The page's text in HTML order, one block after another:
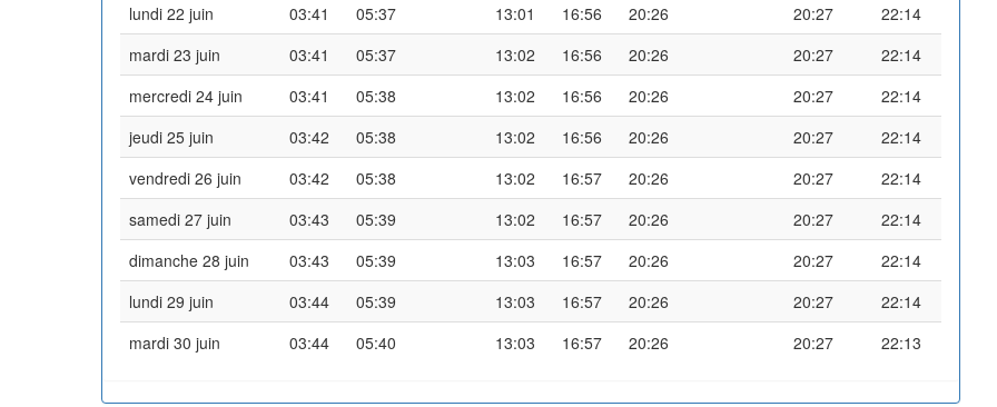
lundi 22 juin
03:41 05:37 13:01 16:56 20:26 20:27
22:14
mardi 23 juin
03:41 05:37 13:02 16:56 20:26 20:27
22:14
mercredi 24 juin
03:41 05:38 13:02 16:56 20:26 20:27
22:14
jeudi 25 juin
03:42 05:38 13:02 16:56 20:26 20:27
22:14
vendredi 26 juin
03:42 05:38 13:02 16:57 20:26 20:27
22:14
samedi 27 juin
03:43 05:39 13:02 16:57 20:26 20:27
22:14
dimanche 28 juin
03:43 05:39 13:03 16:57 20:26 20:27
22:14
lundi 29 juin
03:44 05:39 13:03 16:57 20:26 20:27
22:14
mardi 30 juin
03:44 05:40 13:03 16:57 20:26 20:27 22:13